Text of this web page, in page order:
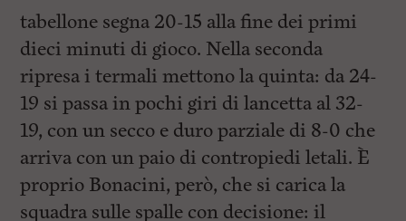
tabellone segna 20-15 alla fine dei primi
dieci minuti di gioco. Nella seconda
ripresa i termali mettono la quinta: da 24-
19 si passa in pochi giri di lancetta al 32-
19, con un secco e duro parziale di 8-0 che
arriva con un paio di contropiedi letali. È
proprio Bonacini, però, che si carica la
squadra sulle spalle con decisione: il